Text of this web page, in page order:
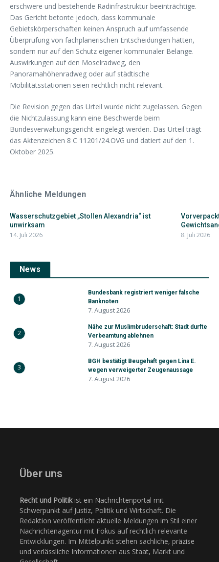
erschwere und bestehende Radinfrastruktur beeinträchtige.
Das Gericht betonte jedoch, dass kommunale
Gebietskörperschaften keinen Anspruch auf umfassende
Überprüfung von fachplanerischen Entscheidungen hätten,
sondern nur auf den Schutz eigener kommunaler Belange.
Auswirkungen auf den Moselradweg, den
Panoramahöhenradweg oder auf städtische
Mobilitätsstationen seien rechtlich nicht relevant.
Die Revision gegen das Urteil wurde nicht zugelassen. Gegen
die Nichtzulassung kann eine Beschwerde beim
Bundesverwaltungsgericht eingelegt werden. Das Urteil trägt
das Aktenzeichen 8 C 11201/24.OVG und datiert auf den 1.
Oktober 2025.
Ähnliche Meldungen
Wasserschutzgebiet „Stollen Alexandria“ ist
unwirksam
14. Juli 2026 8. Juli 2026
News
1
Bundesbank registriert weniger falsche
Banknoten
7. August 2026
2
Nähe zur Muslimbruderschaft: Stadt durfte
Verbeamtung ablehnen
7. August 2026
3
BGH bestätigt Beugehaft gegen Lina E.
wegen verweigerter Zeugenaussage
7. August 2026
Über uns
Recht und Politikist ein Nachrichtenportal mit
Schwerpunkt auf Justiz, Politik und Wirtschaft. Die
Redaktion veröffentlicht aktuelle Meldungen im Stil einer
Nachrichtenagentur mit Fokus auf rechtlich relevante
Entwicklungen. Im Mittelpunkt stehen sachliche, präzise
und verlässliche Informationen aus Staat, Markt und